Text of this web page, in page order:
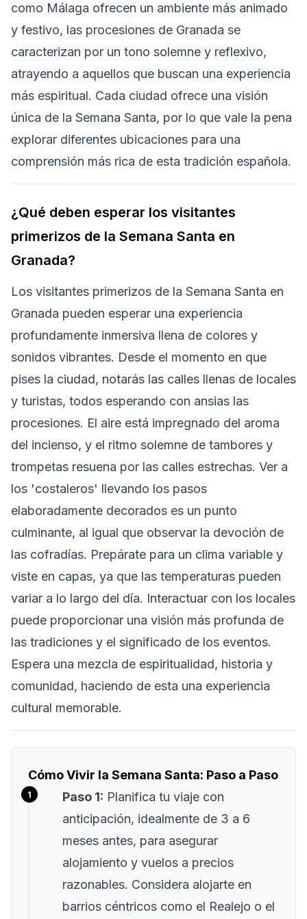
como Málaga ofrecen un ambiente más animado
y festivo, las procesiones de Granada se
caracterizan por un tono solemne y reflexivo,
atrayendo a aquellos que buscan una experiencia
más espiritual. Cada ciudad ofrece una visión
única de la Semana Santa, por lo que vale la pena
explorar diferentes ubicaciones para una
comprensión más rica de esta tradición española.
¿Qué deben esperar los visitantes
primerizos de la Semana Santa en
Granada?
Los visitantes primerizos de la Semana Santa en
Granada pueden esperar una experiencia
profundamente inmersiva llena de colores y
sonidos vibrantes. Desde el momento en que
pises la ciudad, notarás las calles llenas de locales
y turistas, todos esperando con ansias las
procesiones. El aire está impregnado del aroma
del incienso, y el ritmo solemne de tambores y
trompetas resuena por las calles estrechas. Ver a
los 'costaleros' llevando los pasos
elaboradamente decorados es un punto
culminante, al igual que observar la devoción de
las cofradías. Prepárate para un clima variable y
viste en capas, ya que las temperaturas pueden
variar a lo largo del día. Interactuar con los locales
puede proporcionar una visión más profunda de
las tradiciones y el significado de los eventos.
Espera una mezcla de espiritualidad, historia y
comunidad, haciendo de esta una experiencia
cultural memorable.
Cómo Vivir la Semana Santa: Paso a Paso
Paso 1: Planifica tu viaje con
anticipación, idealmente de 3 a 6
meses antes, para asegurar
alojamiento y vuelos a precios
razonables. Considera alojarte en
barrios céntricos como el Realejo o el